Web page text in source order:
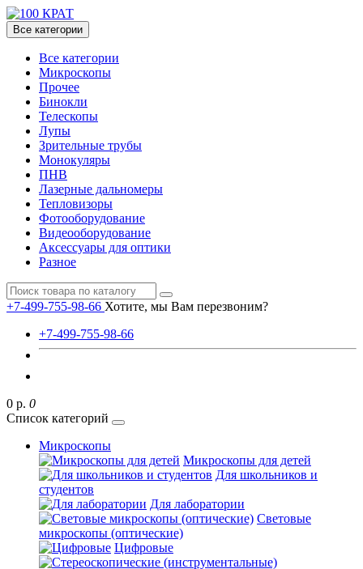
Все категории
Все категории
Микроскопы
Прочее
Бинокли
Телескопы
Лупы
Зрительные трубы
Монокуляры
ПНВ
Лазерные дальномеры
Тепловизоры
Фотооборудование
Видеооборудование
Аксессуары для оптики
Разное
+7-499-755-98-66 Хотите, мы Вам перезвоним?
+7-499-755-98-66
0 р. 0
Список категорий
Микроскопы
Микроскопы для детей
Для школьников и
студентов
Для лаборатории
Световые
микроскопы (оптические)
Цифровые